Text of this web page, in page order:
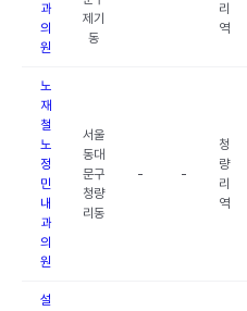
과
의
원
제기
동
리
역
노
재
철
노
정
민
내
과
의
원
서울
동대
문구
청량
리동
- -
청
량
리
역
설